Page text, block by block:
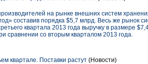
на рынке внешних систем
составив порядка $5,7 млрд. Весь же рынок
квартала 2013 года выручку в размере
сравнении со вторым кварталом 2013 года.
квартале. Поставки растут (Новости)